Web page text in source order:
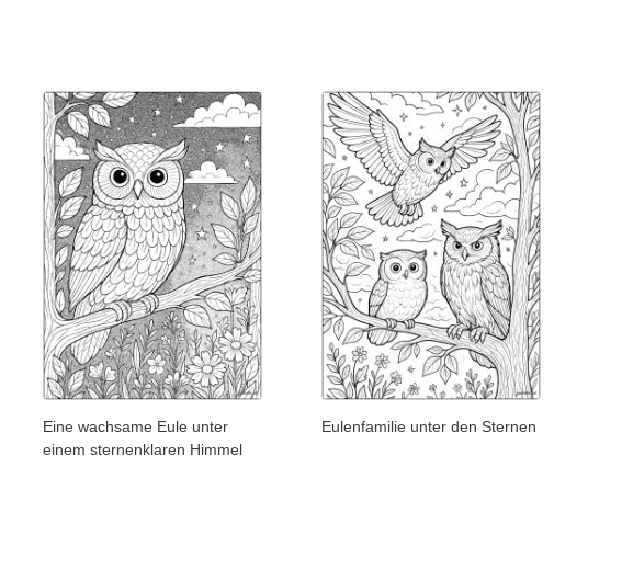
Eine wachsame Eule unter
einem sternenklaren Himmel
Eulenfamilie unter den Sternen